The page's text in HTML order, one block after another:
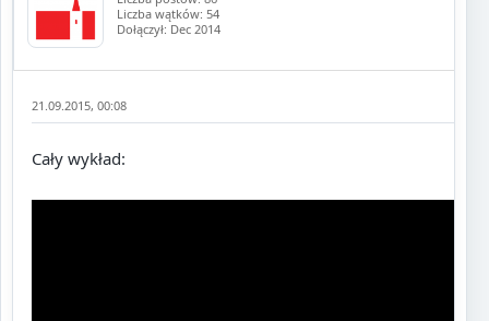
Liczba wątków: 54
Dołączył: Dec 2014
21.09.2015, 00:08
Cały wykład: